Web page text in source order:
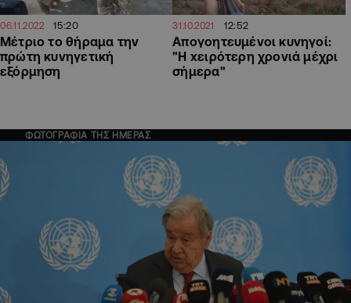
06.11.2022 15:20
Μέτριο το θήραμα την
πρώτη κυνηγετική
εξόρμηση
31.10.2021 12:52
Απογοητευμένοι κυνηγοί:
"H xειρότερη χρονιά μέχρι
σήμερα"
ΦΩΤΟΓΡΑΦΙΑ ΤΗΣ ΗΜΕΡΑΣ